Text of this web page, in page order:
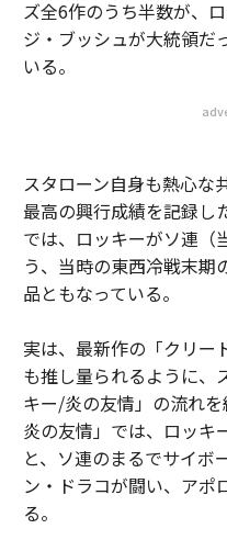
ズ全6作のうち半数が、
ジ・ブッシュが大統領だ
いる。
スタローン自身も熱心な
最高の興行成績を記録し
では、ロッキーがソ連（
う、当時の東西冷戦末期
品ともなっている。
実は、最新作の「クリー
も推し量られるように、
キー/炎の友情」の流れ
炎の友情」では、ロッキ
と、ソ連のまるでサイボ
ン・ドラコが闘い、アポ
る。